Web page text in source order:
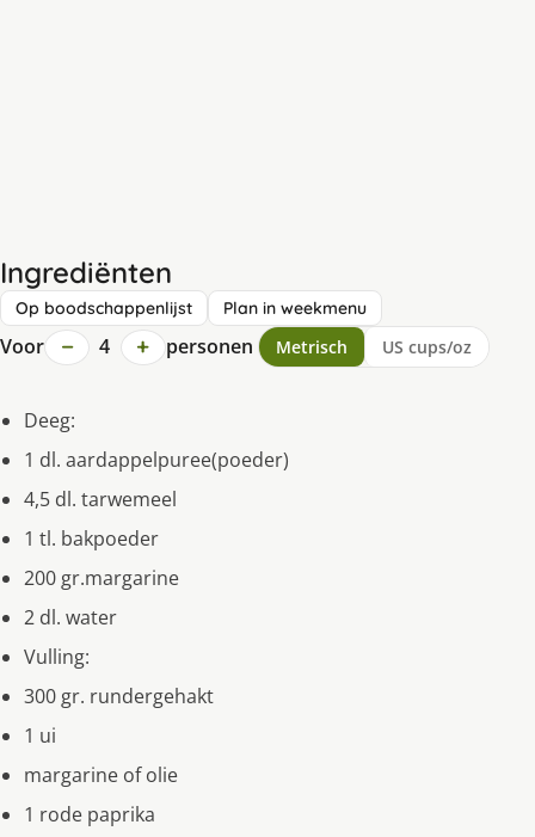
Ingrediënten
Op boodschappenlijst Plan in weekmenu
Voor − 4 + personen Metrisch US cups/oz
Deeg:
1 dl. aardappelpuree(poeder)
4,5 dl. tarwemeel
1 tl. bakpoeder
200 gr.margarine
2 dl. water
Vulling:
300 gr. rundergehakt
1 ui
margarine of olie
1 rode paprika